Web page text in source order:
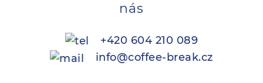
nás
+420 604 210 089
info@coffee-break.cz